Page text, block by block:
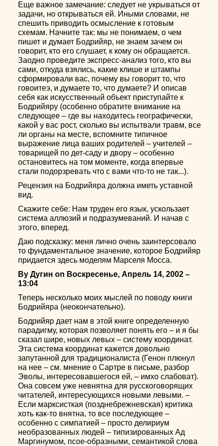
Еще важное замечание: следует не укрываться от
задачи, но открываться ей. Иными словами, не
спешить приводить осмысление к готовым
схемам. Начните так: мы не понимаем, о чем
пишет и думает Бодрийяр, не знаем зачем он
говорит, кто его слушает, к кому он обращается.
Заодно проведите экспресс-анализ того, кто вы
сами, откуда взялись, какие клише и штампы
сформировали вас, почему вы говорит то, что
говоитеэ, и думаете то, что думаете? И описав
себя как искусственный объект приступайте к
Бодрийяру (особенно обратите внимание на
следующее – где вы находитесь географически,
какой у вас рост, сколько вы испытвали травм, все
ли органы на месте, вспомните типичное
выражение лица ваших родителей – учителей –
товарищей по дет-саду и двору – особенно
остановитесь на том моменте, когда впервые
стали подорзревать что с вами что-то не так...).
Рецензия на Бодрийяра должна иметь уставной
вид.
Скажите себе: Нам труден его язык, ускользает
система аллюзий и подразумеваний. И начав с
этого, вперед.
Даю подсказку: меня лично очень заинтерсовало
то фундаментальное значение, которое Бодрийяр
придается здесь моделям Марселя Мосса.
By Дугин on Воскресенье, Апрель 14, 2002 –
13:04
Теперь несколько моих мыслей по поводу книги
Бодрийяра (неокончательно).
Бодрийяр дает нам в этой книге определенную
парадигму, которая позволяет понять его – и я бы
сказал шире, новых левых – систему координат.
Эта система координат кажется довольно
запутанной для традиционалиста (Генон плюнул
на нее – см. мнение о Сартре в письме, разбор
Эволы, интересовавшегося ей, – имхо слабоват).
Она совсем уже невнятна для русскоговорящих
читателей, интересующихся новыми левыми. –
Если марксисткая (позднебрежневская) критика
хоть как-то внятна, то все последующее –
особенно с симпатией – просто делириум
необразованных людей – типизированных Ад
Маргинумом, псое-образными, семантикой слова